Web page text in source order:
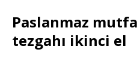
Paslanmaz
tezgahı ikinci el